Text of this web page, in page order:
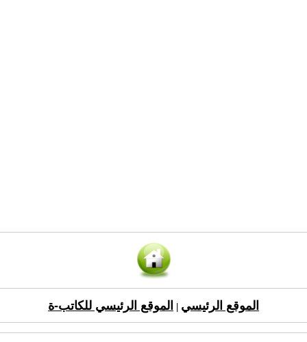
الموقع الرئيسي الموقع الرئيسي للكاتب-ة